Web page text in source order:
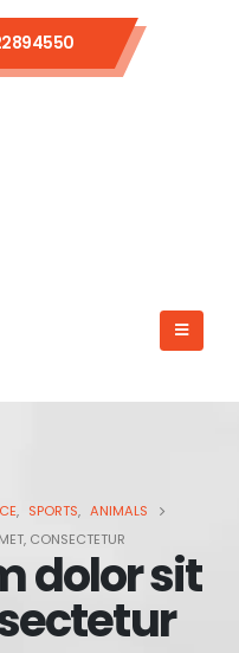
, SPORTS, ANIMALS
CONSECTETUR
dolor sit